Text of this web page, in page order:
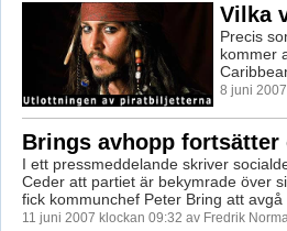
Vilka
Precis
kommer
8 juni
Brings avhopp fortsätter
I ett pressmeddelande skriver
Ceder att partiet är bekymrade över
fick kommunchef Peter Bring att avgå
11 juni 2007 klockan 09:32 av Fredrik